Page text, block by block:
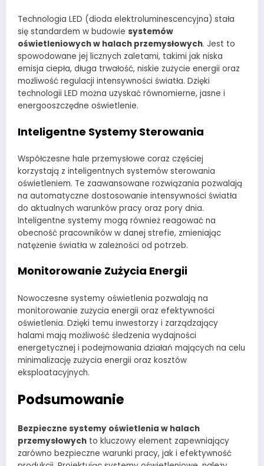
Technologia LED (dioda elektroluminescencyjna) stała
się standardem w budowie systemów
oświetleniowych w halach przemysłowych. Jest to
spowodowane jej licznych zaletami, takimi jak niska
emisja ciepła, długa trwałość, niskie zużycie energii oraz
możliwość regulacji intensywności światła. Dzięki
technologii LED można uzyskać równomierne, jasne i
energooszczędne oświetlenie.
Inteligentne Systemy Sterowania
Współczesne hale przemysłowe coraz częściej
korzystają z inteligentnych systemów sterowania
oświetleniem. Te zaawansowane rozwiązania pozwalają
na automatyczne dostosowanie intensywności światła
do aktualnych warunków pracy oraz pory dnia.
Inteligentne systemy mogą również reagować na
obecność pracowników w danej strefie, zmieniając
natężenie światła w zależności od potrzeb.
Monitorowanie Zużycia Energii
Nowoczesne systemy oświetlenia pozwalają na
monitorowanie zużycia energii oraz efektywności
oświetlenia. Dzięki temu inwestorzy i zarządzający
halami mają możliwość śledzenia wydajności
energetycznej i podejmowania działań mających na celu
minimalizację zużycia energii oraz kosztów
eksploatacyjnych.
Podsumowanie
Bezpieczne systemy oświetlenia w halach
przemysłowych to kluczowy element zapewniający
zarówno bezpieczne warunki pracy, jak i efektywność